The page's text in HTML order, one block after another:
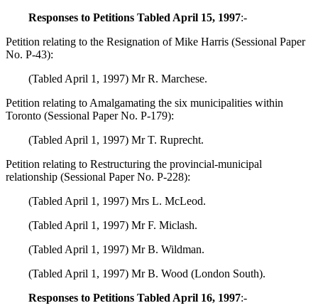
Responses to Petitions Tabled April 15, 1997:-
Petition relating to the Resignation of Mike Harris (Sessional Paper
No. P-43):
(Tabled April 1, 1997) Mr R. Marchese.
Petition relating to Amalgamating the six municipalities within
Toronto (Sessional Paper No. P-179):
(Tabled April 1, 1997) Mr T. Ruprecht.
Petition relating to Restructuring the provincial-municipal
relationship (Sessional Paper No. P-228):
(Tabled April 1, 1997) Mrs L. McLeod.
(Tabled April 1, 1997) Mr F. Miclash.
(Tabled April 1, 1997) Mr B. Wildman.
(Tabled April 1, 1997) Mr B. Wood (London South).
Responses to Petitions Tabled April 16, 1997:-